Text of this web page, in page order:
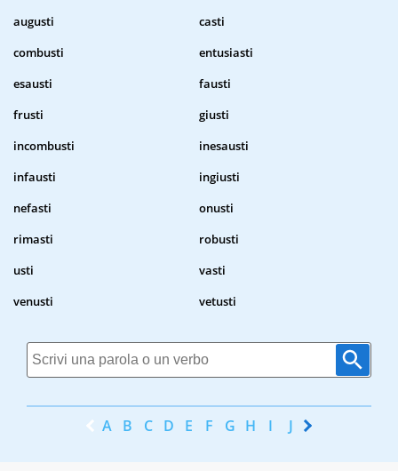
augusti
casti
combusti
entusiasti
esausti
fausti
frusti
giusti
incombusti
inesausti
infausti
ingiusti
nefasti
onusti
rimasti
robusti
usti
vasti
venusti
vetusti
A B C D E F G H I J K